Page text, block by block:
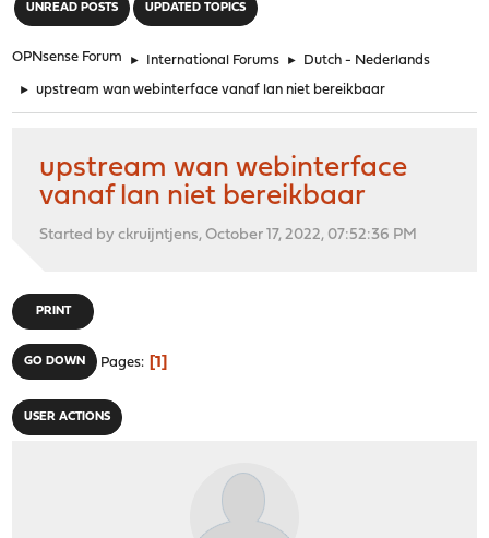
UNREAD POSTS UPDATED TOPICS
OPNsense Forum ► International Forums ► Dutch - Nederlands
► upstream wan webinterface vanaf lan niet bereikbaar
upstream wan webinterface
vanaf lan niet bereikbaar
Started by ckruijntjens, October 17, 2022, 07:52:36 PM
PRINT
GO DOWN Pages 1
USER ACTIONS